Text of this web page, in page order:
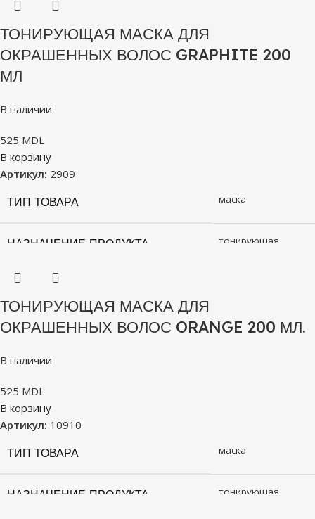
ТОНИРУЮЩАЯ МАСКА ДЛЯ
ОКРАШЕННЫХ ВОЛОС GRAPHITE 200
МЛ
В наличии
525 MDL
В корзину
Артикул: 2909
ТИП ТОВАРА
маска
НАЗНАЧЕНИЕ ПРОДУКТА тонирующая
ТОНИРУЮЩАЯ МАСКА ДЛЯ
ОКРАШЕННЫХ ВОЛОС ORANGE 200 МЛ.
В наличии
525 MDL
В корзину
Артикул: 10910
ТИП ТОВАРА
маска
НАЗНАЧЕНИЕ ПРОДУКТА тонирующая